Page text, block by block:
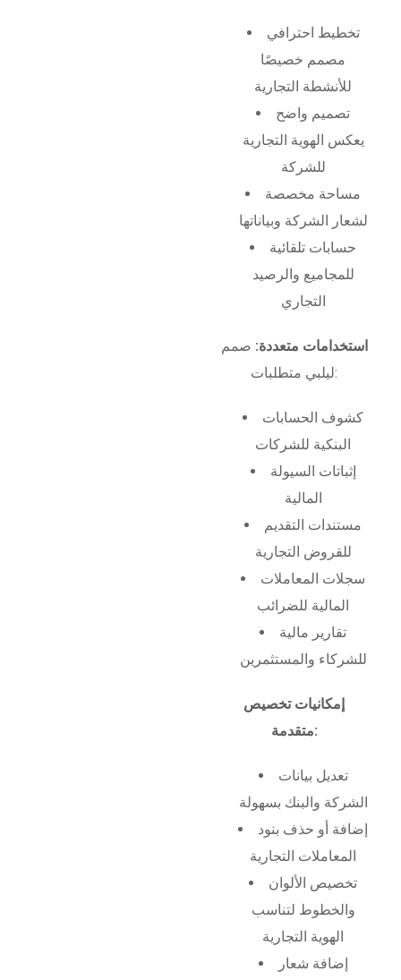
تخطيط احترافي
مصمم خصيصًا
للأنشطة التجارية
تصميم واضح
يعكس الهوية التجارية
للشركة
مساحة مخصصة
لشعار الشركة وبياناتها
حسابات تلقائية
للمجاميع والرصيد
التجاري
استخدامات متعددة: صمم
ليلبي متطلبات:
كشوف الحسابات
البنكية للشركات
إثباتات السيولة
المالية
مستندات التقديم
للقروض التجارية
سجلات المعاملات
المالية للضرائب
تقارير مالية
للشركاء والمستثمرين
إمكانيات تخصيص
متقدمة:
تعديل بيانات
الشركة والبنك بسهولة
إضافة أو حذف بنود
المعاملات التجارية
تخصيص الألوان
والخطوط لتناسب
الهوية التجارية
إضافة شعار